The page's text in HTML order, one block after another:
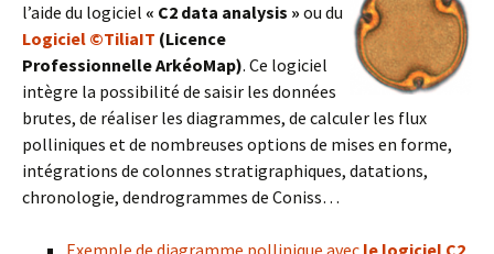
l’aide du logiciel « C2 data analysis » ou du
Logiciel ©TiliaIT (Licence
Professionnelle ArkéoMap). Ce logiciel
intègre la possibilité de saisir les données
brutes, de réaliser les diagrammes, de calculer les flux
polliniques et de nombreuses options de mises en forme,
intégrations de colonnes stratigraphiques, datations,
chronologie, dendrogrammes de Coniss…
Exemple de diagramme pollinique avec le logiciel C2